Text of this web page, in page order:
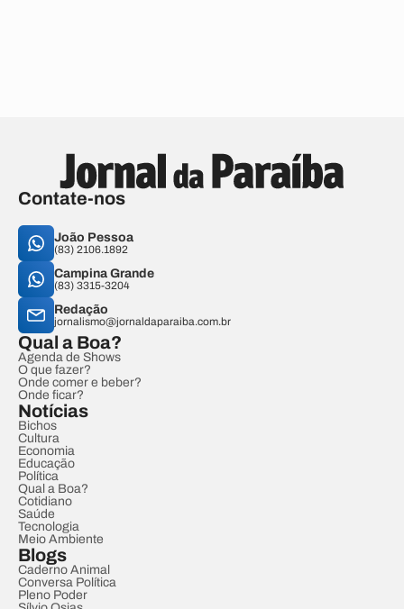
Contate-nos
João Pessoa
(83) 2106.1892
Campina Grande
(83) 3315-3204
Redação
jornalismo@jornaldaparaiba.com.br
Qual a Boa?
Agenda de Shows
O que fazer?
Onde comer e beber?
Onde ficar?
Notícias
Bichos
Cultura
Economia
Educação
Política
Qual a Boa?
Cotidiano
Saúde
Tecnologia
Meio Ambiente
Blogs
Caderno Animal
Conversa Política
Pleno Poder